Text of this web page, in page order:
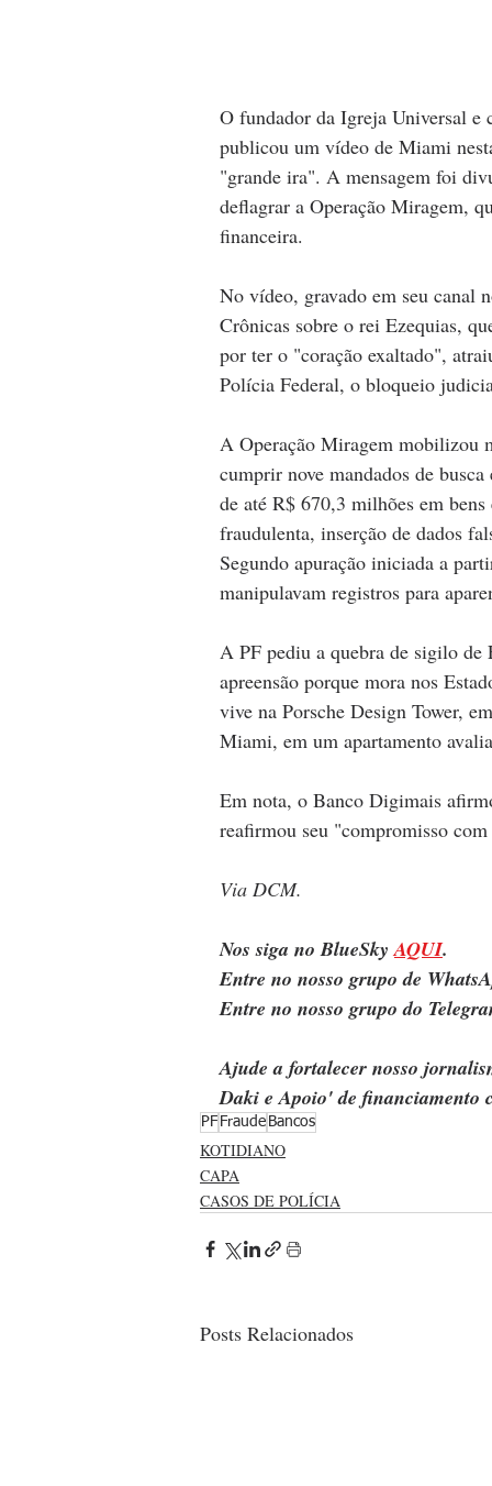
O fundador da Igreja Universal
publicou um vídeo de Miami
"grande ira". A mensagem foi
deflagrar a Operação Miragem,
financeira.
No vídeo, gravado em seu canal
Crônicas sobre o rei Ezequias,
por ter o "coração exaltado",
Polícia Federal, o bloqueio
A Operação Miragem mobilizou
cumprir nove mandados de
de até R$ 670,3 milhões em
fraudulenta, inserção de dados
Segundo apuração iniciada a
manipulavam registros para
A PF pediu a quebra de sigilo
apreensão porque mora nos
vive na Porsche Design Tower,
Miami, em um apartamento
Em nota, o Banco Digimais
reafirmou seu "compromisso
Via DCM.
Nos siga no BlueSky AQUI.
Entre no nosso grupo de
Entre no nosso grupo do
Ajude a fortalecer nosso
Daki e Apoio' de
PF Fraude Bancos
KOTIDIANO
CAPA
CASOS DE POLÍCIA
Posts Relacionados